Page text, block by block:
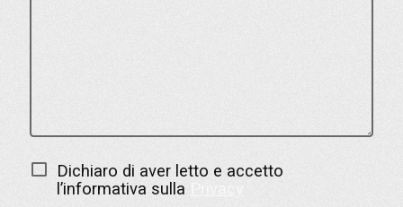
Dichiaro di aver letto e accetto
l’informativa sulla
Privacy